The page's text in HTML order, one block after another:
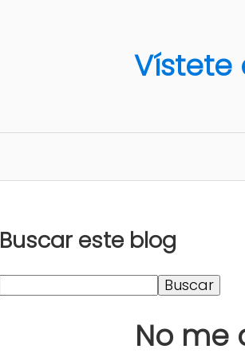
Vístete
Buscar este blog
No me